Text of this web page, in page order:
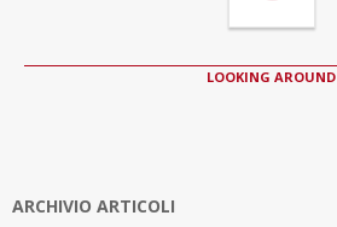
LOOKING AROUND
ARCHIVIO ARTICOLI